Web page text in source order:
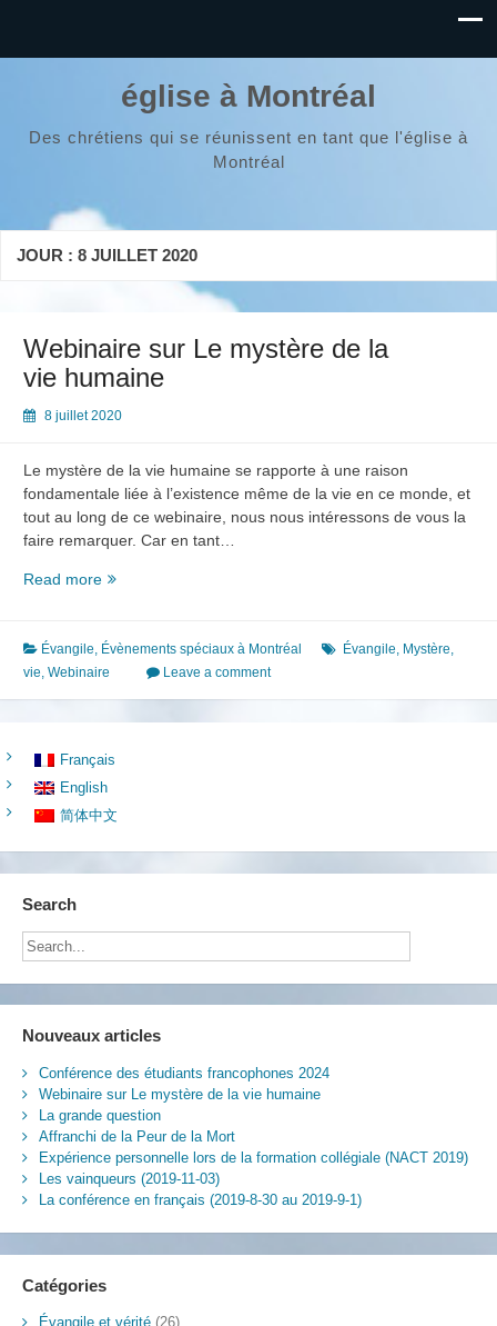
église à Montréal
Des chrétiens qui se réunissent en tant que l'église à
Montréal
JOUR : 8 JUILLET 2020
Webinaire sur Le mystère de la
vie humaine
8 juillet 2020
Le mystère de la vie humaine se rapporte à une raison
fondamentale liée à l’existence même de la vie en ce monde, et
tout au long de ce webinaire, nous nous intéressons de vous la
faire remarquer. Car en tant…
Read moreWebinaire
mystère
de
la
Évangile, Évènements spéciaux à Montréal Évangile, Mystère,
vie, Webinaire Leave a comment
Français
English
简体中文
Search
Nouveaux articles
Conférence des étudiants francophones 2024
Webinaire sur Le mystère de la vie humaine
La grande question
Affranchi de la Peur de la Mort
Expérience personnelle lors de la formation collégiale (NACT 2019)
Les vainqueurs (2019-11-03)
La conférence en français (2019-8-30 au 2019-9-1)
Catégories
Évangile et vérité(26)